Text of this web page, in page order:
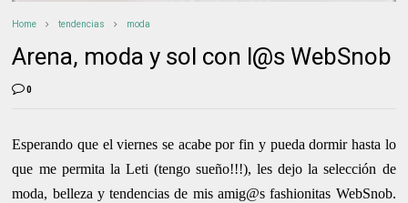
Home tendencias moda
Arena, moda y sol con l@s WebSnob
0
Esperando que el viernes se acabe por fin y pueda dormir hasta lo
que me permita la Leti (tengo sueño!!!), les dejo la selección de
moda, belleza y tendencias de mis amig@s fashionitas WebSnob.